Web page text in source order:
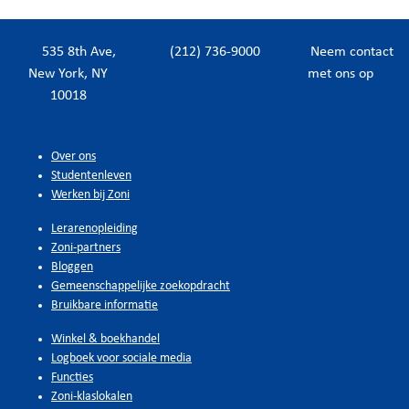
535 8th Ave,
New York, NY
10018
(212) 736-9000
Neem contact
met ons op
Over ons
Studentenleven
Werken bij Zoni
Lerarenopleiding
Zoni-partners
Bloggen
Gemeenschappelijke zoekopdracht
Bruikbare informatie
Winkel & boekhandel
Logboek voor sociale media
Functies
Zoni-klaslokalen